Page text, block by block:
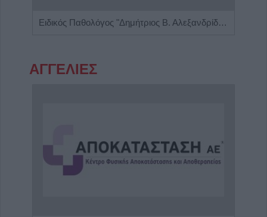
Ειδικός Παθολόγος "Δημήτριος Β. Αλεξανδρίδης"
ΑΓΓΕΛΙΕΣ